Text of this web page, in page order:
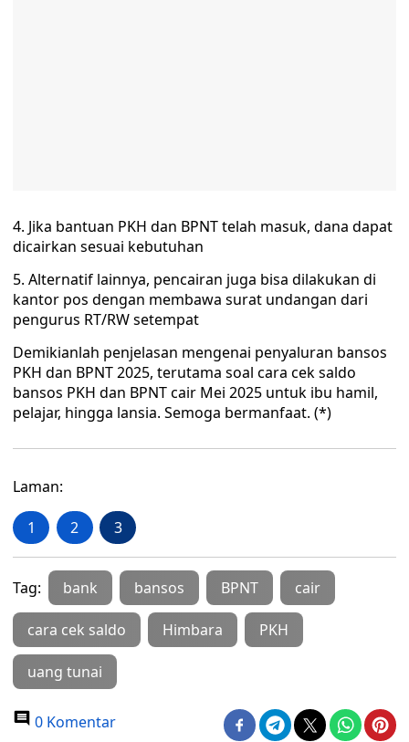
4. Jika bantuan PKH dan BPNT telah masuk, dana dapat
dicairkan sesuai kebutuhan
5. Alternatif lainnya, pencairan juga bisa dilakukan di
kantor pos dengan membawa surat undangan dari
pengurus RT/RW setempat
Demikianlah penjelasan mengenai penyaluran bansos
PKH dan BPNT 2025, terutama soal cara cek saldo
bansos PKH dan BPNT cair Mei 2025 untuk ibu hamil,
pelajar, hingga lansia. Semoga bermanfaat. (*)
Laman:
1 2 3
Tag: bank bansos BPNT cair
cara cek saldo Himbara PKH
uang tunai
0 Komentar